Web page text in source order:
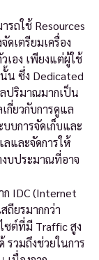
รถใช้ Resources
ดเตรียมเครื่อง
เอง เพียงแต่ผู้ใช้
น ซึ่ง Dedicated
ลปริมาณมากเป็น
กี่ยวกับการดูแล
บการจัดเก็บและ
ลและจัดการให้
บประมาณที่อาจ
ก IDC (Internet
ถียรมากกว่า
ซต์ที่มี Traffic สูง
รวมถึงช่วยในการ